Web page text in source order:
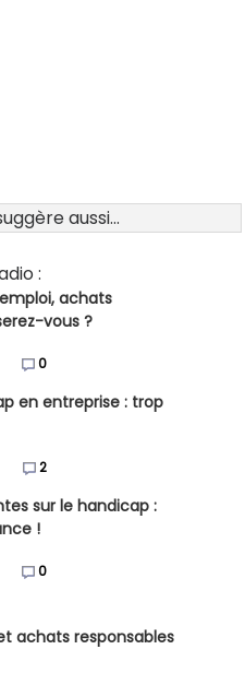
aussi...
:
achats
vous ?
0
en entreprise : trop
2
sur le handicap :
!
0
achats responsables